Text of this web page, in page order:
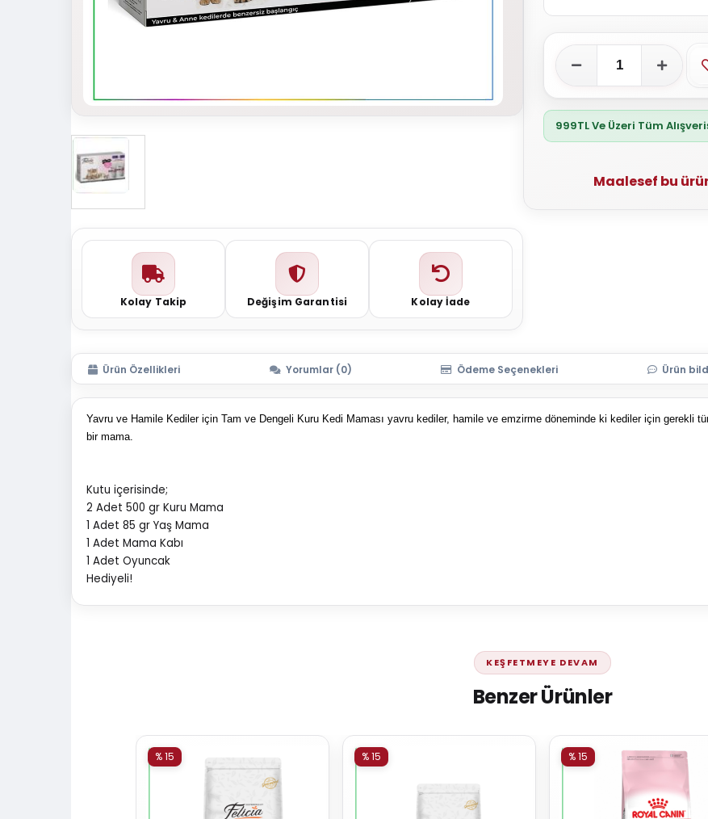
Kolay Takip Değişim Garantisi Kolay İade
999TL Ve Üzeri Tüm
Maalesef bu
Ürün Özellikleri Yorumlar (0) Ödeme Seçenekleri Ürün
Yavru ve Hamile Kediler için Tam ve Dengeli Kuru Kedi Maması yavru kediler, hamile ve emzirme döneminde ki kediler için gerekli
bir mama.
Kutu içerisinde;
2 Adet 500 gr Kuru Mama
1 Adet 85 gr Yaş Mama
1 Adet Mama Kabı
1 Adet Oyuncak
Hediyeli!
KEŞFETMEYE DEVAM
Benzer Ürünler
% 15 % 15 % 15